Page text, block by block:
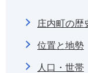
庄内町の歴
位置と地勢
人口・世帯